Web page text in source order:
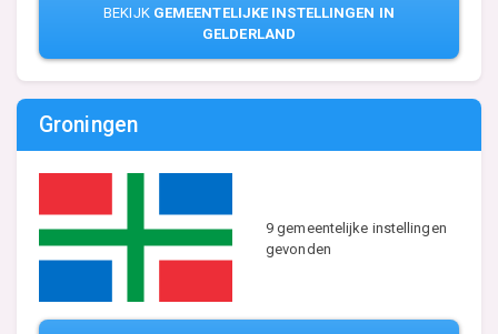
BEKIJK GEMEENTELIJKE INSTELLINGEN IN
GELDERLAND
Groningen
9 gemeentelijke instellingen
gevonden